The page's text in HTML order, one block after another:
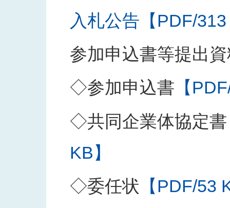
入札公告【PDF/
参加申込書等提出
◇参加申込書 【
◇共同企業体協定書
KB】
◇委任状 【PDF/53